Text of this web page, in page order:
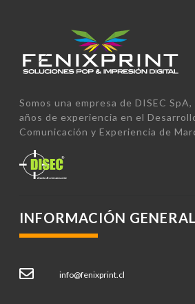
Somos una empresa de DISEC
años de experiencia en el
Comunicación y Experiencia de
INFORMACIÓN GENERAL
info@fenixprint.cl